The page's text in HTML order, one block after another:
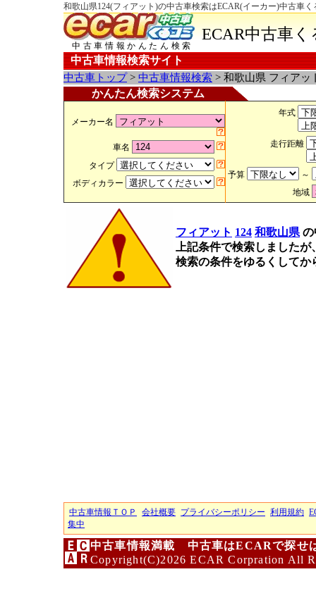
和歌山県124(フィアット)の中古車検索はECAR(イーカー)中古車く
中古車情報かんたん検索
ECAR中古車
中古車情報検索サイト
中古車トップ> 中古車情報検索 > 和歌山県 フィアッ
かんたん検索システム
メーカー名
車名
タイプ
ボディカラー
年式
走行距離
予算
～
地域
フィアット 124 和歌山県 の
上記条件で検索しました
検索の条件をゆるくして
中古車情報ＴＯＰ 会社概要 プライバシーポリシー 利用規約
集中
中古車情報満載 中古車はECARで探せ
Copyright(C)2026 ECAR Corpration All